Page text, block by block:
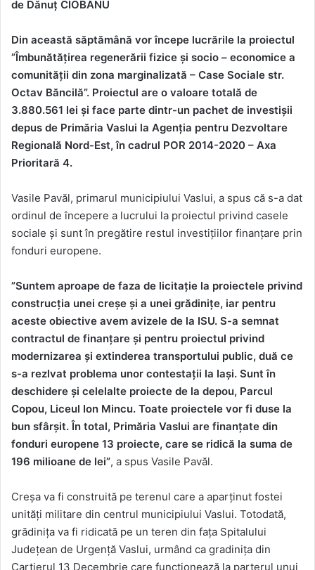
de Dănuț CIOBANU
Din această săptămână vor începe lucrările la proiectul
”Îmbunătățirea regenerării fizice și socio – economice a
comunității din zona marginalizată – Case Sociale str.
Octav Băncilă”. Proiectul are o valoare totală de
3.880.561 lei și face parte dintr-un pachet de investișii
depus de Primăria Vaslui la Agenția pentru Dezvoltare
Regională Nord-Est, în cadrul POR 2014-2020 – Axa
Prioritară 4.
Vasile Pavăl, primarul municipiului Vaslui, a spus că s-a dat
ordinul de începere a lucrului la proiectul privind casele
sociale și sunt în pregătire restul investițiilor finanțare prin
fonduri europene.
”Suntem aproape de faza de licitație la proiectele privind
construcția unei creșe și a unei grădinițe, iar pentru
aceste obiective avem avizele de la ISU. S-a semnat
contractul de finanțare și pentru proiectul privind
modernizarea și extinderea transportului public, duă ce
s-a rezlvat problema unor contestații la Iași. Sunt în
deschidere și celelalte proiecte de la depou, Parcul
Copou, Liceul Ion Mincu. Toate proiectele vor fi duse la
bun sfârșit. În total, Primăria Vaslui are finanțate din
fonduri europene 13 proiecte, care se ridică la suma de
196 milioane de lei”, a spus Vasile Pavăl.
Creșa va fi construită pe terenul care a aparținut fostei
unități militare din centrul municipiului Vaslui. Totodată,
grădinița va fi ridicată pe un teren din fața Spitalului
Județean de Urgență Vaslui, urmând ca gradinița din
Cartierul 13 Decembrie care funcționează la parterul unui